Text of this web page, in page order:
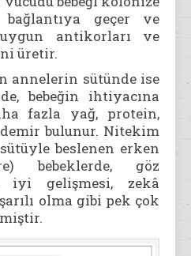
geçer ve
antikorları ve
üretir.
annelerin sütünde ise
bebeğin ihtiyacına
fazla yağ, protein,
bulunur. Nitekim
beslenen erken
bebeklerde, göz
iyi gelişmesi, zekâ
olma gibi pek çok